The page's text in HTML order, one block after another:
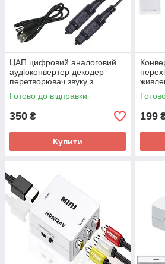
ЦАП цифровий аналоговий
аудіоконвертер декодер
перетворювач звуку з
оптичного коаксіального
S/PDIF Toslink
Готово до відправки
350 ₴
Купити
199